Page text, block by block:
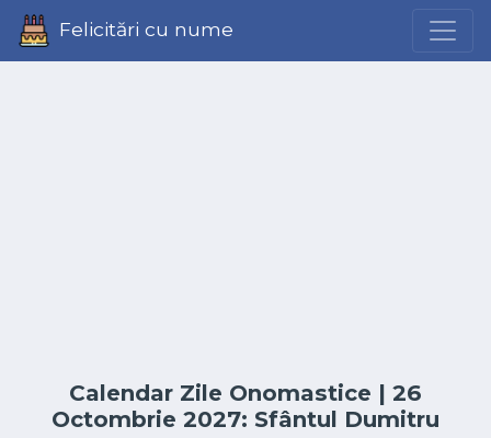
Felicitări cu nume
Calendar Zile Onomastice | 26
Octombrie 2027: Sfântul Dumitru